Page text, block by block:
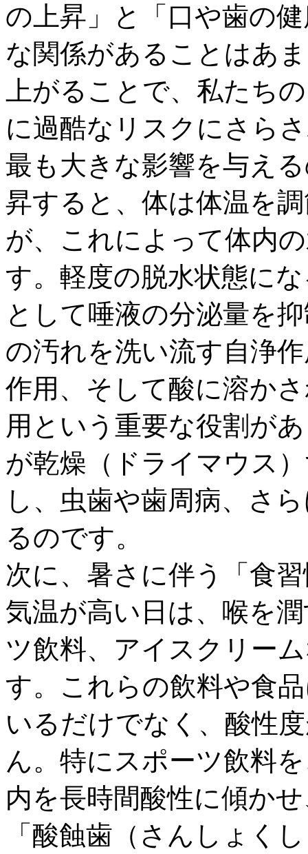
の上昇」と「口や歯の
な関係があることはあ
上がることで、私たち
に過酷なリスクにさら
最も大きな影響を与え
昇すると、体は体温を
が、これによって体内
す。軽度の脱水状態に
として唾液の分泌量を
の汚れを洗い流す自浄
作用、そして酸に溶か
用という重要な役割が
が乾燥（ドライマウス
し、虫歯や歯周病、さ
るのです。
次に、暑さに伴う「食
気温が高い日は、喉を
ツ飲料、アイスクリー
す。これらの飲料や食
いるだけでなく、酸性
ん。特にスポーツ飲料
内を長時間酸性に傾か
「酸蝕歯（さんしょく